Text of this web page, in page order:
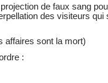
de faux sang
des visiteurs qui
affaires sont la mort)
: